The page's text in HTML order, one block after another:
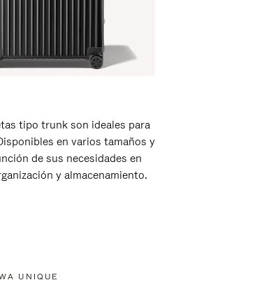
tipo trunk son ideales para
en varios tamaños y
de sus necesidades en
y almacenamiento.
UNIQUE